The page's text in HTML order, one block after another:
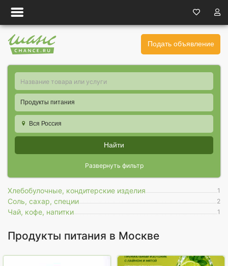
Подать объявление
Продукты питания
Вся Россия
Найти
Развернуть фильтр
Хлебобулочные, кондитерские изделия 1
Соль, сахар, специи 2
Чай, кофе, напитки 1
Продукты питания в Москве